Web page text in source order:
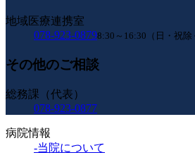
地域医療連携室
078-923-08798:30～16:30（日・祝除
その他のご相談
総務課（代表）
078-923-0877
病院情報
-当院について